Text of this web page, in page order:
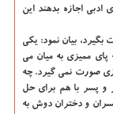
اجازه بدهند این
بیان نمود: یکی
ممیزی به میان می
صورت نمی گیرد. چه
و پسر با هم برای حل
و دختران دوش به